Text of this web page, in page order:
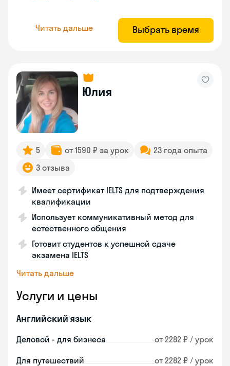
Читать дальше Выбрать время
Юлия
5 от 1590 ₽ за урок
23 года опыта
3 отзыва
Имеет сертификат IELTS для подтверждения
квалификации
Использует коммуникативный метод для
естественного общения
Готовит студентов к успешной сдаче
экзамена IELTS
Читать дальше
Услуги и цены
Английский язык
Деловой - для бизнеса от 2282 ₽ / урок
Для путешествий от 2282 ₽ / урок